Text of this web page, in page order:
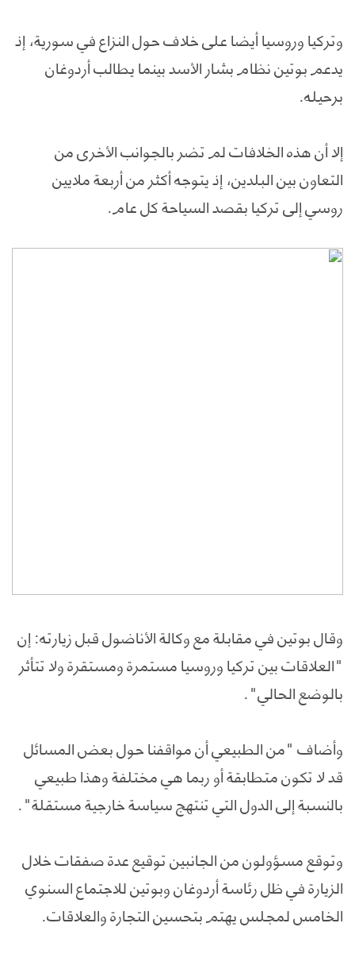
وتركيا وروسيا أيضا على خلاف حول النزاع في سورية، إذ
يدعم بوتين نظام بشار الأسد بينما يطالب أردوغان
برحيله.
إلا أن هذه الخلافات لم تضر بالجوانب الأخرى من
التعاون بين البلدين، إذ يتوجه أكثر من أربعة ملايين
روسي إلى تركيا بقصد السياحة كل عام.
وقال بوتين في مقابلة مع وكالة الأناضول قبل زيارته: إن
"العلاقات بين تركيا وروسيا مستمرة ومستقرة ولا تتأثر
بالوضع الحالي".
وأضاف "من الطبيعي أن مواقفنا حول بعض المسائل
قد لا تكون متطابقة أو ربما هي مختلفة وهذا طبيعي
بالنسبة إلى الدول التي تنتهج سياسة خارجية مستقلة".
وتوقع مسؤولون من الجانبين توقيع عدة صفقات خلال
الزيارة في ظل رئاسة أردوغان وبوتين للاجتماع السنوي
الخامس لمجلس يهتم بتحسين التجارة والعلاقات.